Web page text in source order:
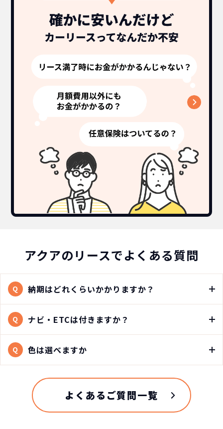
アクアのリースでよくある質問
Q 納期はどれくらいかかりますか？
Q ナビ・ETCは付きますか？
Q 色は選べますか
よくあるご質問一覧